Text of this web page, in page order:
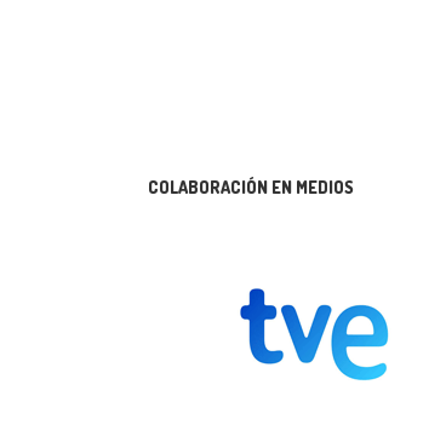
COLABORACIÓN EN MEDIOS